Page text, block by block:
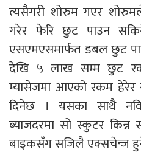
त्यसैगरी शोरुम गएर
गरेर फेरि छुट पाउन
एसएमएसमार्फत डबल छुट
देखि ५ लाख सम्म छुट
म्यासेजमा आएको रकम
दिनेछ । यसका साथै
ब्याजदरमा सो स्कुटर
बाइकसँग सजिलै एक्सचेन्ज